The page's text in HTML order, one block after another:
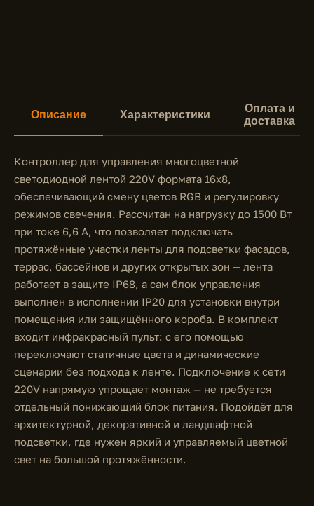
Описание Характеристики
Оплата и
доставка
Контроллер для управления многоцветной
светодиодной лентой 220V формата 16x8,
обеспечивающий смену цветов RGB и регулировку
режимов свечения. Рассчитан на нагрузку до 1500 Вт
при токе 6,6 А, что позволяет подключать
протяжённые участки ленты для подсветки фасадов,
террас, бассейнов и других открытых зон — лента
работает в защите IP68, а сам блок управления
выполнен в исполнении IP20 для установки внутри
помещения или защищённого короба. В комплект
входит инфракрасный пульт: с его помощью
переключают статичные цвета и динамические
сценарии без подхода к ленте. Подключение к сети
220V напрямую упрощает монтаж — не требуется
отдельный понижающий блок питания. Подойдёт для
архитектурной, декоративной и ландшафтной
подсветки, где нужен яркий и управляемый цветной
свет на большой протяжённости.